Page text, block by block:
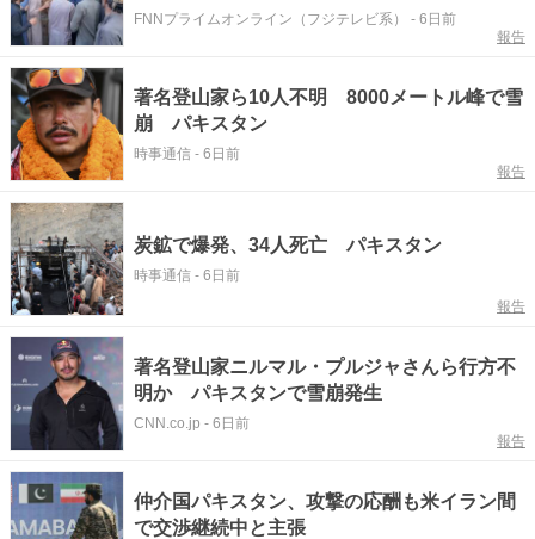
や有毒ガスで難航 パキスタン南西部
FNNプライムオンライン（フジテレビ系） - 6日前
報告
著名登山家ら10人不明 8000メートル峰で雪
崩 パキスタン
時事通信 - 6日前
報告
炭鉱で爆発、34人死亡 パキスタン
時事通信 - 6日前
報告
著名登山家ニルマル・プルジャさんら行方不
明か パキスタンで雪崩発生
CNN.co.jp - 6日前
報告
仲介国パキスタン、攻撃の応酬も米イラン間
で交渉継続中と主張